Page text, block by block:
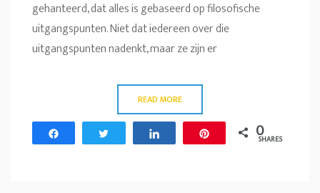
gehanteerd, dat alles is gebaseerd op filosofische
uitgangspunten. Niet dat iedereen over die
uitgangspunten nadenkt, maar ze zijn er
READ MORE
0
SHARES